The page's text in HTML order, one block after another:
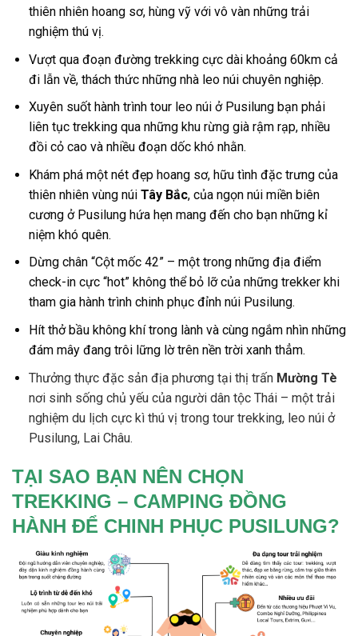
thiên nhiên hoang sơ, hùng vỹ với vô vàn những trải
nghiệm thú vị.
Vượt qua đoạn đường trekking cực dài khoảng 60km cả
đi lẫn về, thách thức những nhà leo núi chuyên nghiệp.
Xuyên suốt hành trình tour leo núi ởPusilungbạn phải
liên tụctrekkingqua những khu rừng già rậm rạp, nhiều
đồi cỏ cao và nhiều đoạn dốc khó nhằn.
Khám phá một nét đẹp hoang sơ, hữu tình đặc trưng của
thiên nhiên vùng núi Tây Bắc, của ngọn núi miền biên
cương ở Pusilung hứa hẹn mang đến cho bạn những kỉ
niệm khó quên.
Dừng chân“Cột mốc 42” – một trong những địa điểm
check-in cực “hot” không thể bỏ lỡ của những trekker khi
tham gia hành trình chinh phục đỉnh núi Pusilung.
Hít thở bầu không khí trong lành và cùng ngắm nhìn những
đám mây đang trôi lững lờ trên nền trời xanh thẳm.
Thưởng thực đặc sản địa phương tại thị trấn Mường Tè
nơi sinh sống chủ yếu của người dân tộc Thái – một trải
nghiệm du lịch cực kì thú vị trongtour trekking, leo núi ở
Pusilung, Lai Châu.
TẠI SAO BẠN NÊN CHỌN
TREKKING – CAMPING ĐỒNG
HÀNH ĐỂ CHINH PHỤC PUSILUNG?